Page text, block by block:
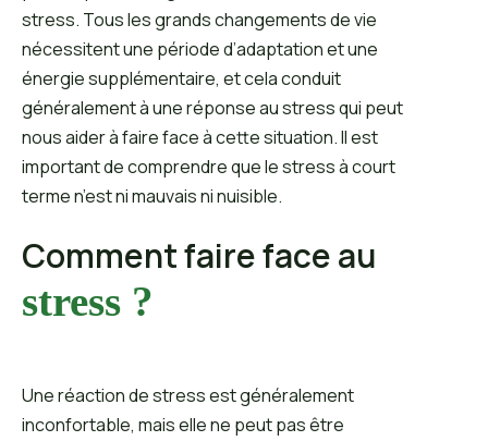
stress. Tous les grands changements de vie
nécessitent une période d’adaptation et une
énergie supplémentaire, et cela conduit
généralement à une réponse au stress qui peut
nous aider à faire face à cette situation. Il est
important de comprendre que le stress à court
terme n’est ni mauvais ni nuisible.
Comment faire face au
stress ?
Une réaction de stress est généralement
inconfortable, mais elle ne peut pas être